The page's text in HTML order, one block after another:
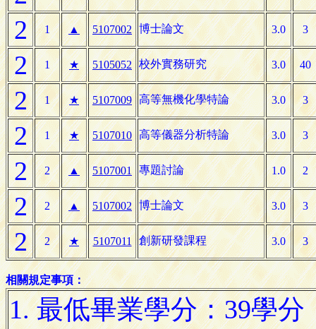
2
1 ▲ 5107002 博士論文 3.0 3
2 1 ★ 5105052 校外實務研究 3.0 40
2 1 ★ 5107009 高等無機化學特論 3.0 3
2 1 ★ 5107010 高等儀器分析特論 3.0 3
2 2 ▲ 5107001 專題討論 1.0 2
2 2 ▲ 5107002 博士論文 3.0 3
2 2 ★ 5107011 創新研發課程 3.0 3
相關規定事項：
1. 最低畢業學分：39學分